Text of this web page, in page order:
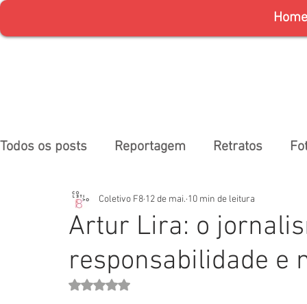
Home
Todos os posts Reportagem Retratos
Artur Lira: o
responsabilidade e
Coletivo F8 12 de mai. 10 min de leitura
Avaliado com NaN de 5 estrelas.